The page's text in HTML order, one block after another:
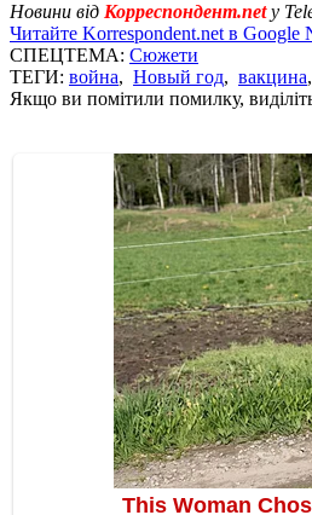
Новини від Корреспондент.netу
Читайте Korrespondent.net в Google
СПЕЦТЕМА: Сюжети
ТЕГИ: война, Новый год, вакцина,
Якщо ви помітили помилку,